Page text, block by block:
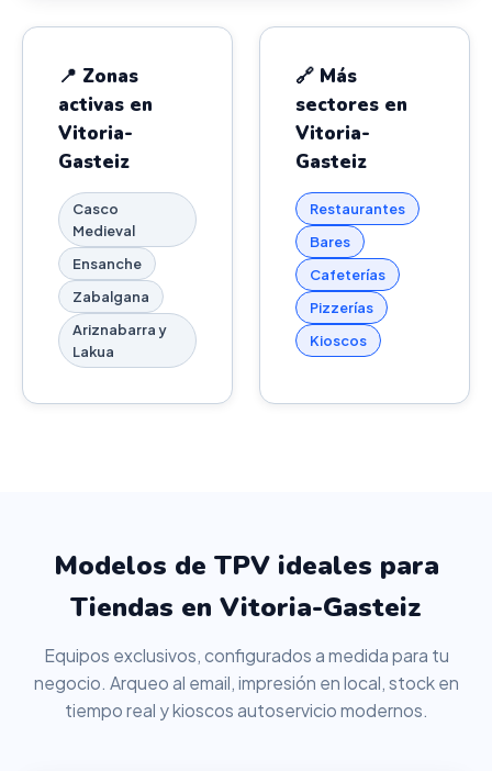
📍 Zonas
activas en
Vitoria-
Gasteiz
Casco
Medieval
Ensanche
Zabalgana
Ariznabarra y
Lakua
🔗 Más
sectores en
Vitoria-
Gasteiz
Restaurantes
Bares
Cafeterías
Pizzerías
Kioscos
Modelos de TPV ideales para
Tiendas en Vitoria-Gasteiz
Equipos exclusivos, configurados a medida para tu
negocio. Arqueo al email, impresión en local, stock en
tiempo real y kioscos autoservicio modernos.